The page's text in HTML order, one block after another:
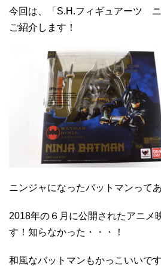
今回は、「S.H.フィギュアーツ
ご紹介します！
ニンジャになったバットマンって
2018年の６月に公開されたアニメ
す！知らなかった・・・！
和風なバットマンもかっこいいです